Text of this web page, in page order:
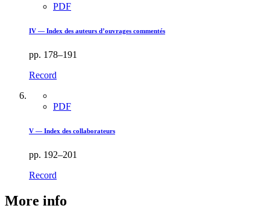
PDF
IV — Index des auteurs d’ouvrages commentés
pp. 178–191
Record
PDF
V — Index des collaborateurs
pp. 192–201
Record
More info